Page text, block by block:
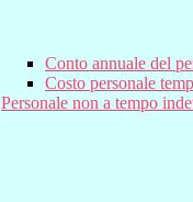
Conto annuale del
Costo personale
Personale non a tempo